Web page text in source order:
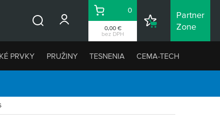
0,00 €
bez DPH
Košík
0
Nákupný
Partner
Zone
PRVKY PRUŽINY TESNENIA CEMA-TECH